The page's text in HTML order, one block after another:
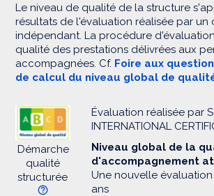
Le niveau de qualité de la structure
résultats de l'évaluation réalisée par un
indépendant. La procédure
qualité des prestations délivrées aux
accompagnées. Cf. Foire aux
de calcul du niveau global de
Démarche
qualité
structurée
Évaluation réalisée par
INTERNATIONAL
Niveau global de la
d'accompagnement
Une nouvelle évaluation
ans